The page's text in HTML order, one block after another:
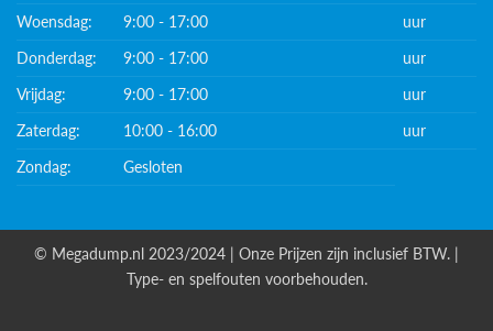
Woensdag:
9:00 - 17:00
uur
Donderdag:
9:00 - 17:00
uur
Vrijdag:
9:00 - 17:00
uur
Zaterdag:
10:00 - 16:00
uur
Zondag:
Gesloten
© Megadump.nl 2023/2024 | Onze Prijzen zijn inclusief BTW. |
Type- en spelfouten voorbehouden.